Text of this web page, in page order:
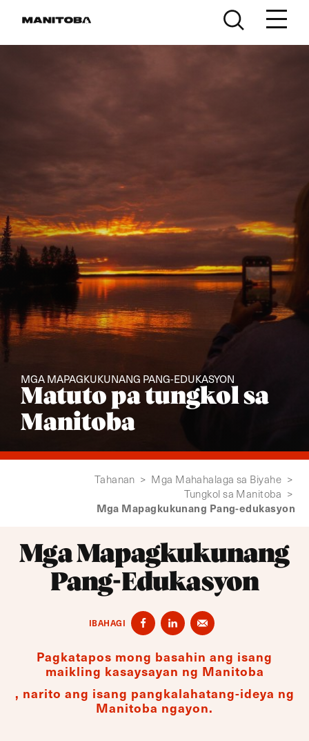
MGA MAPAGKUKUNANG PANG-EDUKASYON
Matuto pa tungkol sa
Manitoba
Tahanan > Mga Mahahalaga sa Biyahe >
Tungkol sa Manitoba >
Mga Mapagkukunang Pang-edukasyon
Mga Mapagkukunang
Pang-Edukasyon
IBAHAGI
Pagkatapos mong basahin ang isang
maikling kasaysayan ng Manitoba
, narito ang isang pangkalahatang-ideya ng
Manitoba ngayon.